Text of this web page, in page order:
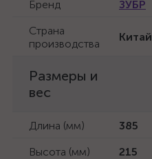
Бренд
ЗУБР
Страна
производства
Китай
Размеры и
вес
Длина (мм)
385
Высота (мм)
215